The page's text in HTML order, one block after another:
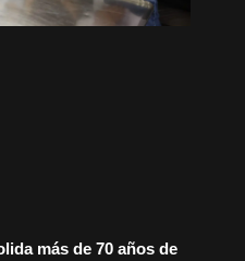
más de 70 años de